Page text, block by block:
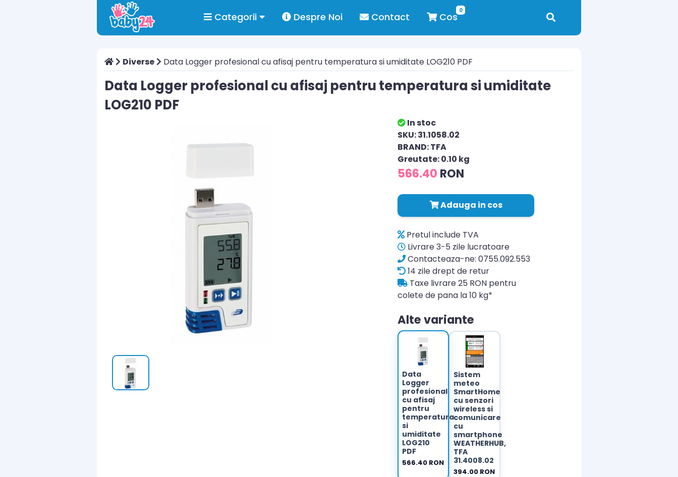
Categorii Despre Noi Contact
0
Cos
Diverse Data Logger profesional cu afisaj pentru temperatura si umiditate LOG210 PDF
Data Logger profesional cu afisaj pentru temperatura si umiditate
LOG210 PDF
In stoc
SKU: 31.1058.02
BRAND: TFA
Greutate: 0.10 kg
566.40 RON
Adauga in cos
Pretul include TVA
Livrare 3-5 zile lucratoare
Contacteaza-ne: 0755.092.553
14 zile drept de retur
Taxe livrare 25 RON pentru
colete de pana la 10 kg*
Alte variante
Data
Logger
profesional
cu afisaj
pentru
temperatura
si
umiditate
LOG210
PDF
566.40 RON
Sistem
meteo
SmartHome
cu senzori
wireless si
comunicare
cu
smartphone
WEATHERHUB,
TFA
31.4008.02
394.00 RON